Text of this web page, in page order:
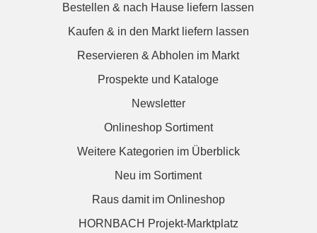
Bestellen & nach Hause liefern lassen
Kaufen & in den Markt liefern lassen
Reservieren & Abholen im Markt
Prospekte und Kataloge
Newsletter
Onlineshop Sortiment
Weitere Kategorien im Überblick
Neu im Sortiment
Raus damit im Onlineshop
HORNBACH Projekt-Marktplatz